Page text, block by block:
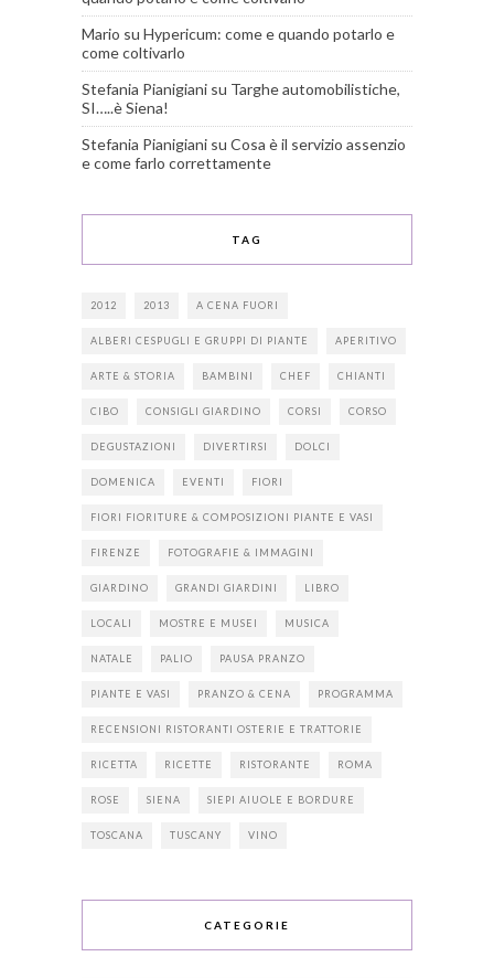
Mario su Hypericum: come e quando potarlo e
come coltivarlo
Stefania Pianigiani su Targhe automobilistiche,
SI…..è Siena!
Stefania Pianigiani su Cosa è il servizio assenzio
e come farlo correttamente
TAG
2012 2013 A CENA FUORI
ALBERI CESPUGLI E GRUPPI DI PIANTE APERITIVO
ARTE & STORIA BAMBINI CHEF CHIANTI
CIBO CONSIGLI GIARDINO CORSI CORSO
DEGUSTAZIONI DIVERTIRSI DOLCI
DOMENICA EVENTI FIORI
FIORI FIORITURE & COMPOSIZIONI PIANTE E VASI
FIRENZE FOTOGRAFIE & IMMAGINI
GIARDINO GRANDI GIARDINI LIBRO
LOCALI MOSTRE E MUSEI MUSICA
NATALE PALIO PAUSA PRANZO
PIANTE E VASI PRANZO & CENA PROGRAMMA
RECENSIONI RISTORANTI OSTERIE E TRATTORIE
RICETTA RICETTE RISTORANTE ROMA
ROSE SIENA SIEPI AIUOLE E BORDURE
TOSCANA TUSCANY VINO
CATEGORIE